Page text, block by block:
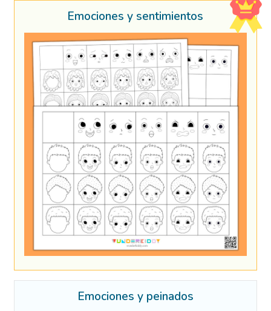
Emociones y sentimientos
Emociones y peinados